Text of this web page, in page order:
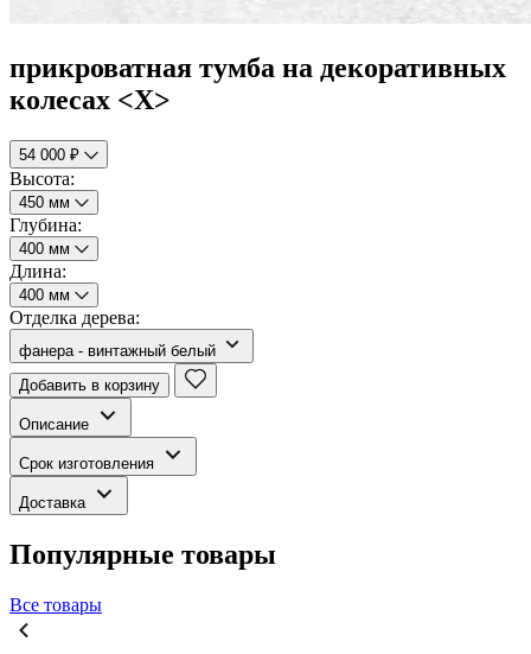
прикроватная тумба на декоративных
колесах <Х>
54 000 ₽
Высота:
450 мм
Глубина:
400 мм
Длина:
400 мм
Отделка дерева:
фанера - винтажный белый
Добавить в корзину
Описание
Срок изготовления
Доставка
Популярные товары
Все товары